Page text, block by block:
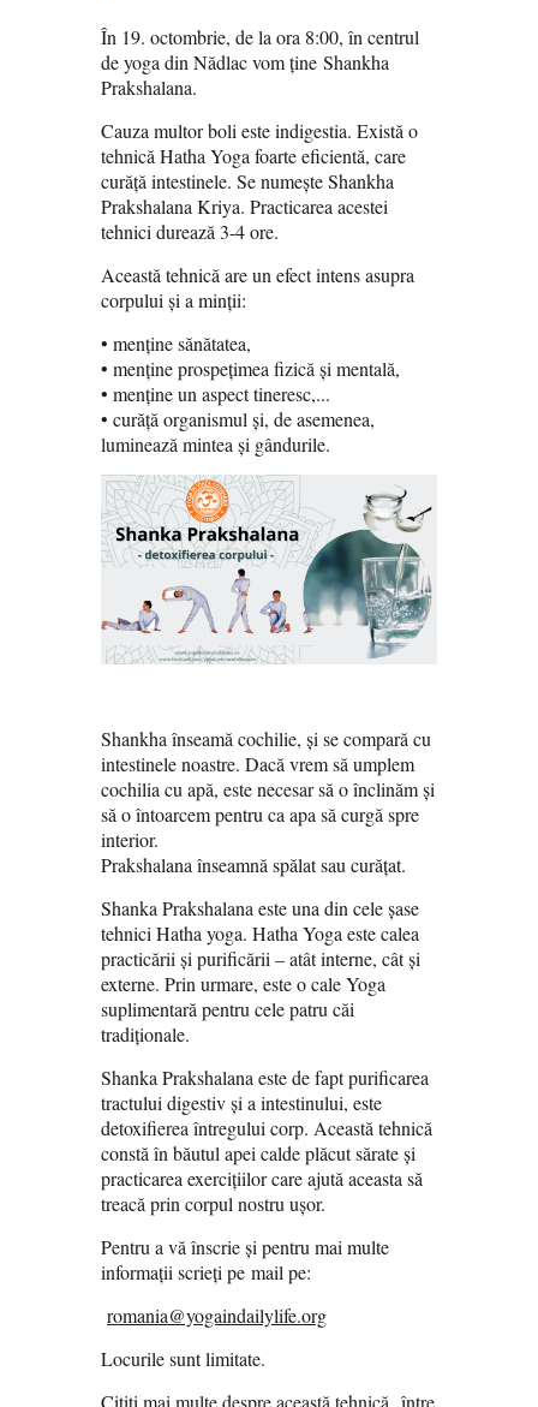
În 19. octombrie, de la ora 8:00, în centrul
de yoga din Nădlac vom ține Shankha
Prakshalana.
Cauza multor boli este indigestia. Există o
tehnică Hatha Yoga foarte eficientă, care
curăță intestinele. Se numește Shankha
Prakshalana Kriya. Practicarea acestei
tehnici durează 3-4 ore.
Această tehnică are un efect intens asupra
corpului și a minții:
• menține sănătatea,
• menține prospețimea fizică și mentală,
• menține un aspect tineresc,...
• curăță organismul și, de asemenea,
luminează mintea și gândurile.
Shankha înseamă cochilie, și se compară cu
intestinele noastre. Dacă vrem să umplem
cochilia cu apă, este necesar să o înclinăm și
să o întoarcem pentru ca apa să curgă spre
interior.
Prakshalana înseamnă spălat sau curățat.
Shanka Prakshalana este una din cele șase
tehnici Hatha yoga. Hatha Yoga este calea
practicării și purificării – atât interne, cât și
externe. Prin urmare, este o cale Yoga
suplimentară pentru cele patru căi
tradiționale.
Shanka Prakshalana este de fapt purificarea
tractului digestiv și a intestinului, este
detoxifierea întregului corp. Această tehnică
constă în băutul apei calde plăcut sărate și
practicarea exercițiilor care ajută aceasta să
treacă prin corpul nostru ușor.
Pentru a vă înscrie și pentru mai multe
informații scrieți pe mail pe:
romania@yogaindailylife.org
Locurile sunt limitate.
Citiți mai multe despre această tehnică între